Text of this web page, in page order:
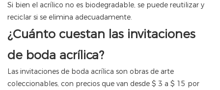
Si bien el acrílico no es biodegradable, se puede reutilizar y
reciclar si se elimina adecuadamente.
¿Cuánto cuestan las invitaciones
de boda acrílica?
Las invitaciones de boda acrílica son obras de arte
coleccionables, con precios que van desde $ 3 a $ 15 por